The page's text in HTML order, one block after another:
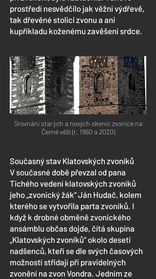
prostředí nesvědčilo jak věžní výdřevě,
tak dřevěné stolici zvonu a ani
kupříkladu koženému zavěšení srdce.
Srovnání starých a nových okenic zvonice na
Černé věži (r. 1960 a 2020)
Současný stav Klatovských zvoníků
V současné době převzal od pana
Tichého vedení klatovských zvoníků
jeho „zvonický žák“ Ján Hudač, kolem
kterého se vytvořila parta zvoníků. I
když k drobné obměně zvonického
ansámblu občas dojde, čítá skupina
„Klatovských zvoníků“ okolo deseti
nadšenců, kteří se dle svých časových
možností střídají při pravidelných
zvonění na zvon Vondra. Jedním ze